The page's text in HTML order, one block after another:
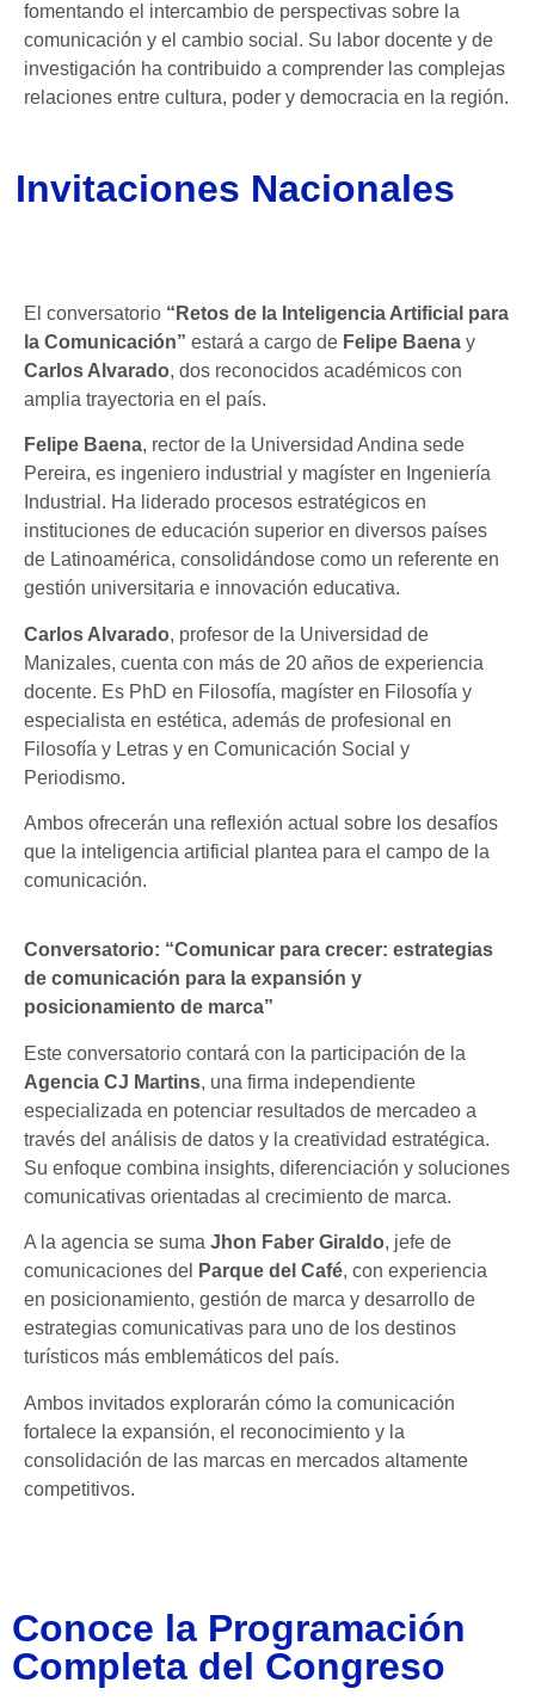
fomentando el intercambio de perspectivas sobre la
comunicación y el cambio social. Su labor docente y de
investigación ha contribuido a comprender las complejas
relaciones entre cultura, poder y democracia en la región.
Invitaciones Nacionales
El conversatorio “Retos de la Inteligencia Artificial para
la Comunicación” estará a cargo de Felipe Baena y
Carlos Alvarado, dos reconocidos académicos con
amplia trayectoria en el país.
Felipe Baena, rector de la Universidad Andina sede
Pereira, es ingeniero industrial y magíster en Ingeniería
Industrial. Ha liderado procesos estratégicos en
instituciones de educación superior en diversos países
de Latinoamérica, consolidándose como un referente en
gestión universitaria e innovación educativa.
Carlos Alvarado, profesor de la Universidad de
Manizales, cuenta con más de 20 años de experiencia
docente. Es PhD en Filosofía, magíster en Filosofía y
especialista en estética, además de profesional en
Filosofía y Letras y en Comunicación Social y
Periodismo.
Ambos ofrecerán una reflexión actual sobre los desafíos
que la inteligencia artificial plantea para el campo de la
comunicación.
Conversatorio: “Comunicar para crecer: estrategias
de comunicación para la expansión y
posicionamiento de marca”
Este conversatorio contará con la participación de la
Agencia CJ Martins, una firma independiente
especializada en potenciar resultados de mercadeo a
través del análisis de datos y la creatividad estratégica.
Su enfoque combina insights, diferenciación y soluciones
comunicativas orientadas al crecimiento de marca.
A la agencia se suma Jhon Faber Giraldo, jefe de
comunicaciones del
Parque del Café, con experiencia
en posicionamiento, gestión de marca y desarrollo de
estrategias comunicativas para uno de los destinos
turísticos más emblemáticos del país.
Ambos invitados explorarán cómo la comunicación
fortalece la expansión, el reconocimiento y la
consolidación de las marcas en mercados altamente
competitivos.
Conoce la Programación
Completa del Congreso